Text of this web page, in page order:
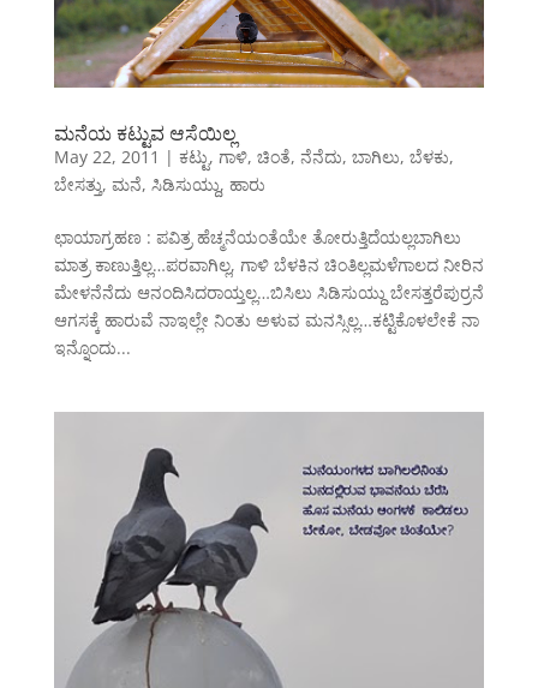
ಮನೆಯ ಕಟ್ಟುವ ಆಸೆಯಿಲ್ಲ
May 22, 2011 | ಕಟ್ಟು, ಗಾಳಿ, ಚಿಂತೆ, ನೆನೆದು, ಬಾಗಿಲು, ಬೆಳಕು,
ಬೇಸತ್ತು, ಮನೆ, ಸಿಡಿಸುಯ್ದು, ಹಾರು
ಛಾಯಾಗ್ರಹಣ : ಪವಿತ್ರ ಹೆಚ್ಮನೆಯಂತೆಯೇ ತೋರುತ್ತಿದೆಯಲ್ಲಬಾಗಿಲು
ಮಾತ್ರ ಕಾಣುತ್ತಿಲ್ಲ…ಪರವಾಗಿಲ್ಲ, ಗಾಳಿ ಬೆಳಕಿನ ಚಿಂತಿಲ್ಲಮಳೆಗಾಲದ ನೀರಿನ
ಮೇಳನೆನೆದು ಆನಂದಿಸಿದರಾಯ್ತಲ್ಲ…ಬಿಸಿಲು ಸಿಡಿಸುಯ್ದು ಬೇಸತ್ತರೆಪುರ್ರನೆ
ಆಗಸಕ್ಕೆ ಹಾರುವೆ ನಾಇಲ್ಲೇ ನಿಂತು ಅಳುವ ಮನಸ್ಸಿಲ್ಲ…ಕಟ್ಟಿಕೊಳಲೇಕೆ ನಾ
ಇನ್ನೊಂದು...